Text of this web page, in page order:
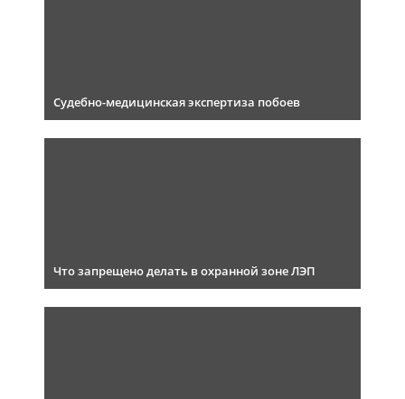
Судебно-медицинская экспертиза побоев
Что запрещено делать в охранной зоне ЛЭП